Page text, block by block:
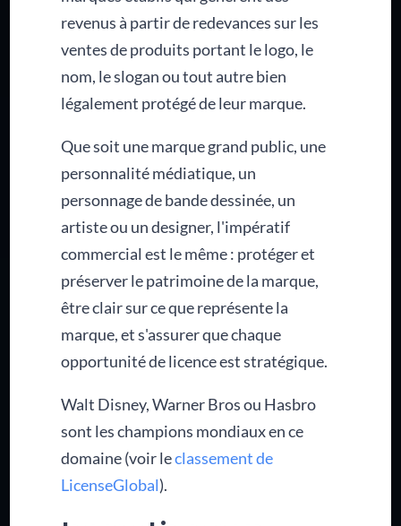
revenus à partir de redevances sur les
ventes de produits portant le logo, le
nom, le slogan ou tout autre bien
légalement protégé de leur marque.
Que soit une marque grand public, une
personnalité médiatique, un
personnage de bande dessinée, un
artiste ou un designer, l'impératif
commercial est le même : protéger et
préserver le patrimoine de la marque,
être clair sur ce que représente la
marque, et s'assurer que chaque
opportunité de licence est stratégique.
Walt Disney, Warner Bros ou Hasbro
sont les champions mondiaux en ce
domaine (voir leclassement de
LicenseGlobal).